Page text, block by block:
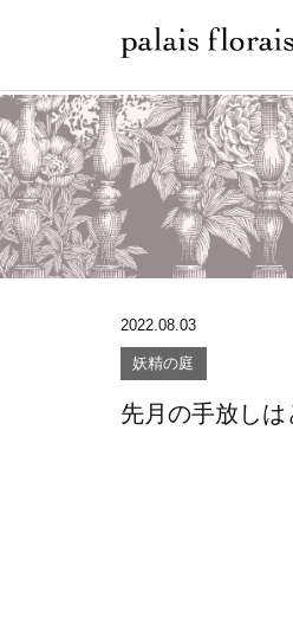
2022.08.03
妖精の庭
先月の手放し